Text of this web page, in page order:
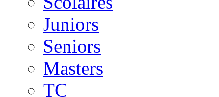
Juniors
Seniors
Masters
TC